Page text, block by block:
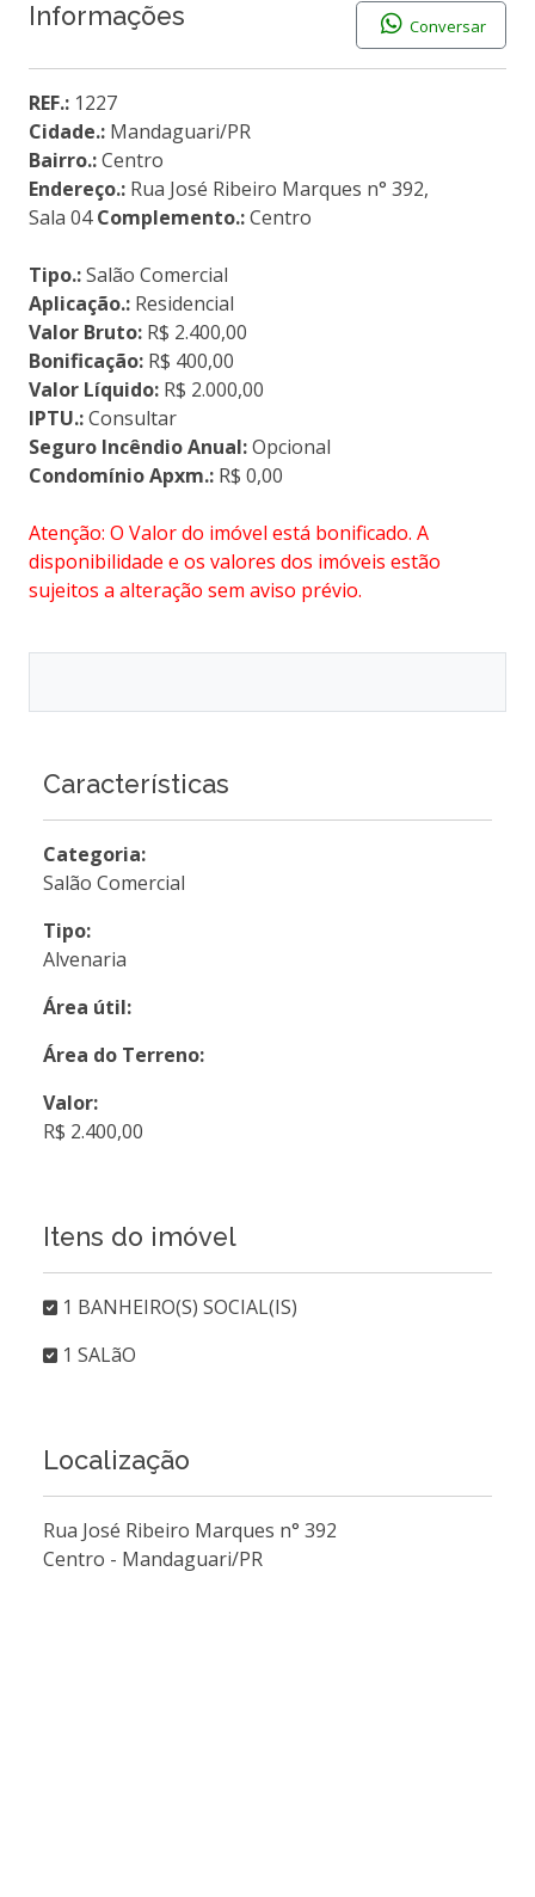
Informações Conversar
REF.: 1227
Cidade.: Mandaguari/PR
Bairro.:Centro
Endereço.: Rua José Ribeiro Marques n° 392,
Sala 04 Complemento.:Centro
Tipo.:Salão Comercial
Aplicação.: Residencial
Valor Bruto: R$ 2.400,00
Bonificação: R$ 400,00
Valor Líquido: R$ 2.000,00
IPTU.:Consultar
Seguro Incêndio Anual:Opcional
Condomínio Apxm.: R$ 0,00
Atenção: O Valor do imóvel está bonificado. A
disponibilidade e os valores dos imóveis estão
sujeitos a alteração sem aviso prévio.
Características
Categoria:
Salão Comercial
Tipo:
Alvenaria
Área útil:
Área do Terreno:
Valor:
R$ 2.400,00
Itens do imóvel
1 BANHEIRO(S) SOCIAL(IS)
1 SALãO
Localização
Rua José Ribeiro Marques n° 392
Centro - Mandaguari/PR